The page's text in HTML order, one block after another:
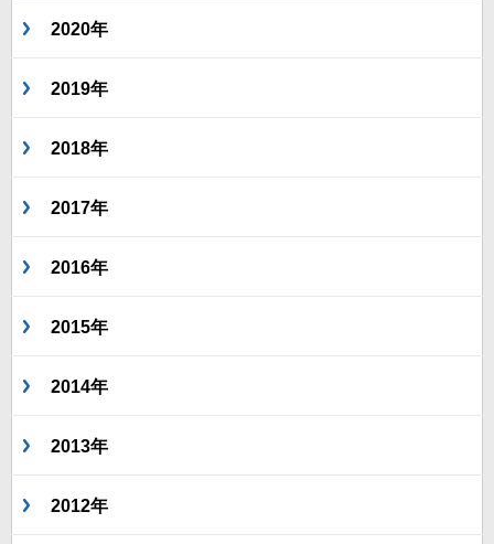
2020年
2019年
2018年
2017年
2016年
2015年
2014年
2013年
2012年